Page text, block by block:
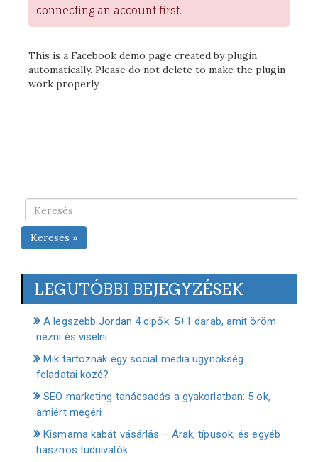
connecting an account first.
This is a Facebook demo page created by plugin
automatically. Please do not delete to make the plugin
work properly.
Keresés »
LEGUTÓBBI BEJEGYZÉSEK
A legszebb Jordan 4 cipők: 5+1 darab, amit öröm
nézni és viselni
Mik tartoznak egy social media ügynökség
feladatai közé?
SEO marketing tanácsadás a gyakorlatban: 5 ok,
amiért megéri
Kismama kabát vásárlás – Árak, típusok, és egyéb
hasznos tudnivalók